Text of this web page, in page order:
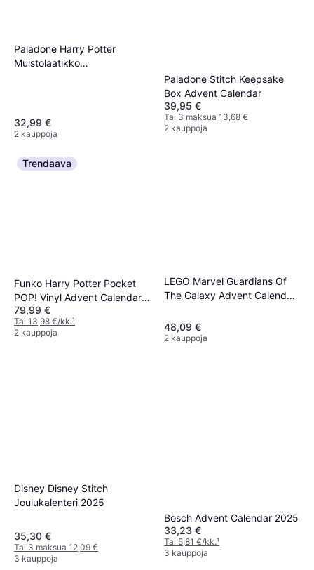
Paladone Harry Potter
Muistolaatikko
32,99 €
2 kauppoja
Paladone Stitch Keepsake
Box Advent Calendar
39,95 €
Tai 3 maksua 13,68 €
2 kauppoja
Trendaava
Funko Harry Potter Pocket
POP! Vinyl Advent Calendar
2022
79,99 €
Tai 13,98 €/kk.¹
2 kauppoja
LEGO Marvel Guardians Of
The Galaxy Advent Calendar
48,09 €
2 kauppoja
Disney Disney Stitch
Joulukalenteri 2025
35,30 €
Tai 3 maksua 12,09 €
3 kauppoja
Bosch Advent Calendar 2025
33,23 €
Tai 5,81 €/kk.¹
3 kauppoja